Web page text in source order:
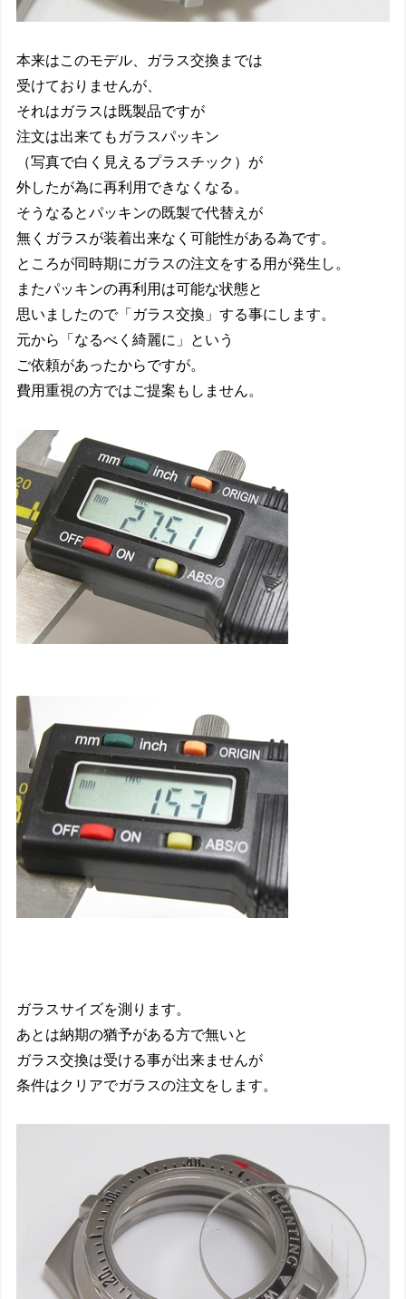
本来はこのモデル、ガラス交換までは
受けておりませんが、
それはガラスは既製品ですが
注文は出来てもガラスパッキン
（写真で白く見えるプラスチック）が
外したが為に再利用できなくなる。
そうなるとパッキンの既製で代替えが
無くガラスが装着出来なく可能性がある為です。
ところが同時期にガラスの注文をする用が発生し。
またパッキンの再利用は可能な状態と
思いましたので「ガラス交換」する事にします。
元から「なるべく綺麗に」という
ご依頼があったからですが。
費用重視の方ではご提案もしません。
ガラスサイズを測ります。
あとは納期の猶予がある方で無いと
ガラス交換は受ける事が出来ませんが
条件はクリアでガラスの注文をします。